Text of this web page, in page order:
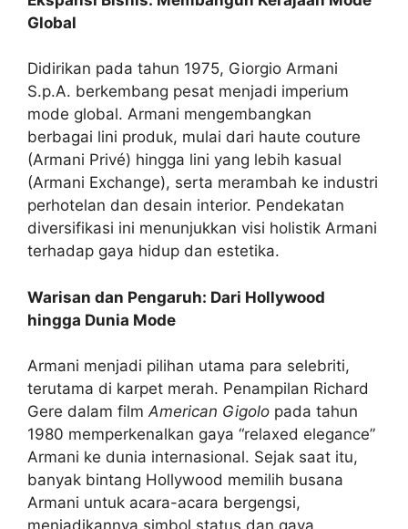
Global
Didirikan pada tahun 1975, Giorgio Armani
S.p.A. berkembang pesat menjadi imperium
mode global. Armani mengembangkan
berbagai lini produk, mulai dari haute couture
(Armani Privé) hingga lini yang lebih kasual
(Armani Exchange), serta merambah ke industri
perhotelan dan desain interior. Pendekatan
diversifikasi ini menunjukkan visi holistik Armani
terhadap gaya hidup dan estetika.
Warisan dan Pengaruh: Dari Hollywood
hingga Dunia Mode
Armani menjadi pilihan utama para selebriti,
terutama di karpet merah. Penampilan Richard
Gere dalam filmAmerican Gigolo pada tahun
1980 memperkenalkan gaya “relaxed elegance”
Armani ke dunia internasional. Sejak saat itu,
banyak bintang Hollywood memilih busana
Armani untuk acara-acara bergengsi,